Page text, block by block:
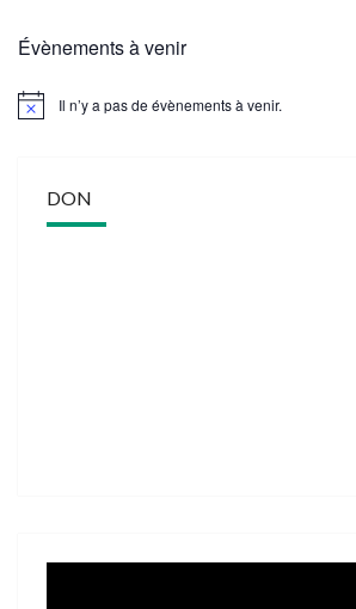
Évènements à venir
Il n’y a pas de évènements à venir.
DON